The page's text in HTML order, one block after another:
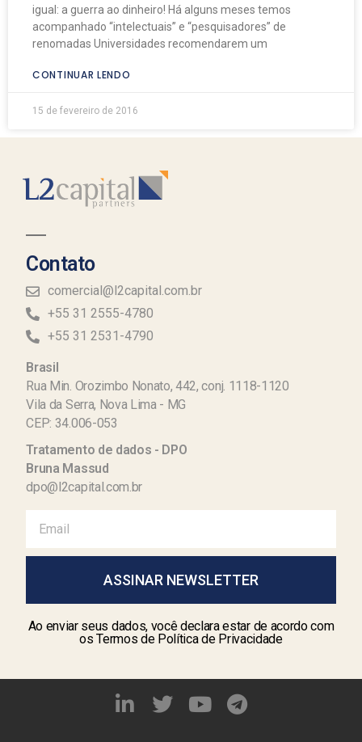
igual: a guerra ao dinheiro! Há alguns meses temos
acompanhado “intelectuais” e “pesquisadores” de
renomadas Universidades recomendarem um
CONTINUAR LENDO
15 de fevereiro de 2016
Contato
comercial@l2capital.com.br
+55 31 2555-4780
+55 31 2531-4790
Brasil
Rua Min. Orozimbo Nonato, 442, conj. 1118-1120
Vila da Serra, Nova Lima - MG
CEP: 34.006-053
Tratamento de dados - DPO
Bruna Massud
dpo@l2capital.com.br
ASSINAR NEWSLETTER
Ao enviar seus dados, você declara estar de acordo com
os Termos de Política de Privacidade